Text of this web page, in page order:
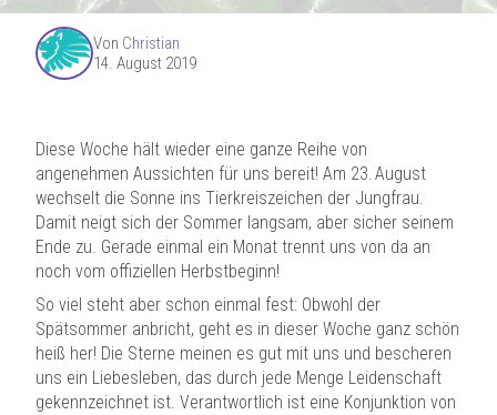
Von Christian
14. August 2019
Diese Woche hält wieder eine ganze Reihe von
angenehmen Aussichten für uns bereit! Am 23. August
wechselt die Sonne ins Tierkreiszeichen der Jungfrau.
Damit neigt sich der Sommer langsam, aber sicher seinem
Ende zu. Gerade einmal ein Monat trennt uns von da an
noch vom offiziellen Herbstbeginn!
So viel steht aber schon einmal fest: Obwohl der
Spätsommer anbricht, geht es in dieser Woche ganz schön
heiß her! Die Sterne meinen es gut mit uns und bescheren
uns ein Liebesleben, das durch jede Menge Leidenschaft
gekennzeichnet ist. Verantwortlich ist eine Konjunktion von